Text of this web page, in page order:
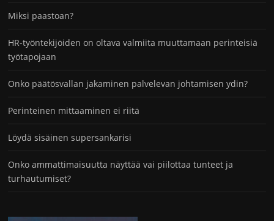
Miksi paastoan?
HR-työntekijöiden on oltava valmiita muuttamaan perinteisiä
työtapojaan
Onko päätösvallan jakaminen palvelevan johtamisen ydin?
Perinteinen mittaaminen ei riitä
Löydä sisäinen supersankarisi
Onko ammattimaisuutta näyttää vai piilottaa tunteet ja
turhautumiset?